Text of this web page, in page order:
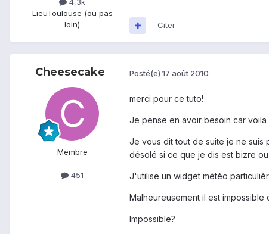
4,3k
LieuToulouse (ou pas
loin)
Citer
Cheesecake
Membre
451
Posté(e) 17 août 2010
merci pour ce tuto!
Je pense en avoir besoin car voila
Je vous dit tout de suite je ne suis
désolé si ce que je dis est bizre ou
J'utilise un widget météo
Malheureusement il est
Impossible?